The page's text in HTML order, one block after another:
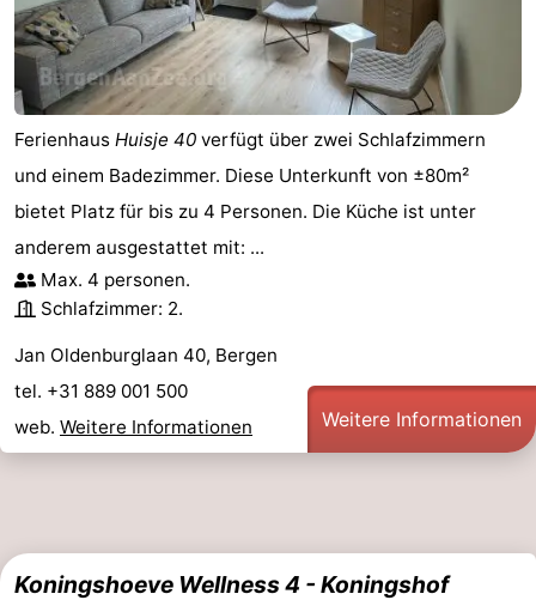
Ferienhaus Huisje 40 verfügt über zwei Schlafzimmern
und einem Badezimmer. Diese Unterkunft von ±80m²
bietet Platz für bis zu 4 Personen. Die Küche ist unter
anderem ausgestattet mit: ...
Max. 4 personen.
Schlafzimmer: 2.
Jan Oldenburglaan 40, Bergen
tel. +31 889 001 500
web. Weitere Informationen Weitere Informationen
Koningshoeve Wellness 4 - Koningshof